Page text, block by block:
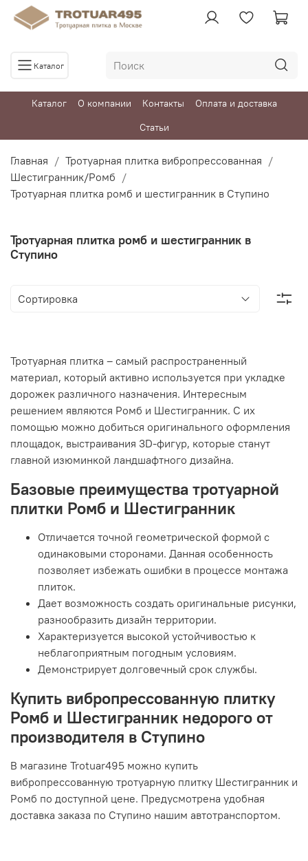
Каталог
Каталог О компании Контакты
Оплата и доставка
Статьи
Главная
Тротуарная плитка вибропрессованная
Шестигранник/Ромб
Тротуарная плитка ромб и шестигранник в Ступино
Тротуарная плитка ромб и шестигранник в
Ступино
Тротуарная плитка – самый распространенный
материал, который активно используется при укладке
дорожек различного назначения. Интересным
решением являются Ромб и Шестигранник. С их
помощью можно добиться оригинального оформления
площадок, выстраивания 3D-фигур, которые станут
главной изюминкой ландшафтного дизайна.
Базовые преимущества тротуарной
плитки Ромб и Шестигранник
Отличается точной геометрической формой с
одинаковыми сторонами. Данная особенность
позволяет избежать ошибки в процессе монтажа
плиток.
Дает возможность создать оригинальные рисунки,
разнообразить дизайн территории.
Характеризуется высокой устойчивостью к
неблагоприятным погодным условиям.
Демонстрирует долговечный срок службы.
Купить вибропрессованную плитку
Ромб и Шестигранник недорого от
производителя в Ступино
В магазине Trotuar495 можно купить
вибропрессованную тротуарную плитку Шестигранник и
Ромб по доступной цене. Предусмотрена удобная
доставка заказа по Ступино нашим автотранспортом.